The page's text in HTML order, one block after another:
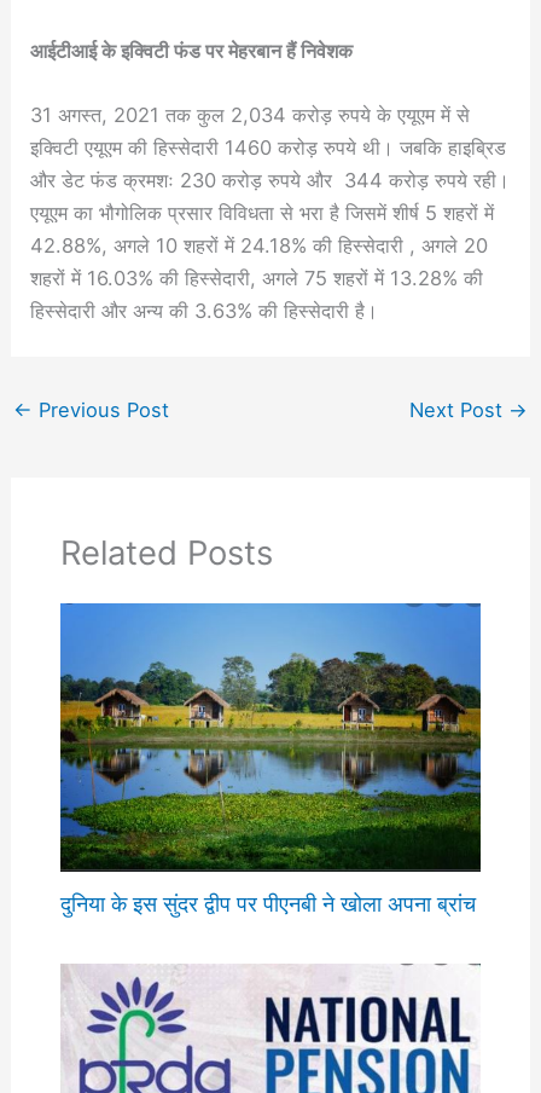
आईटीआई के इक्विटी फंड पर मेहरबान हैं निवेशक
31 अगस्त, 2021 तक कुल 2,034 करोड़ रुपये के एयूएम में से
इक्विटी एयूएम की हिस्सेदारी 1460 करोड़ रुपये थी। जबकि हाइब्रिड
और डेट फंड क्रमशः 230 करोड़ रुपये और 344 करोड़ रुपये रही।
एयूएम का भौगोलिक प्रसार विविधता से भरा है जिसमें शीर्ष 5 शहरों में
42.88%, अगले 10 शहरों में 24.18% की हिस्सेदारी , अगले 20
शहरों में 16.03% की हिस्सेदारी, अगले 75 शहरों में 13.28% की
हिस्सेदारी और अन्य की 3.63% की हिस्सेदारी है।
← Previous Post Next Post →
Related Posts
दुनिया के इस सुंदर द्वीप पर पीएनबी ने खोला अपना ब्रांच